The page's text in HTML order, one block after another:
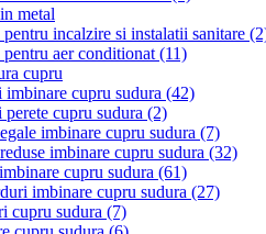
metal
incalzire si instalatii sanitare
aer conditionat (11)
cupru
imbinare cupru sudura (42)
cupru sudura (2)
imbinare cupru sudura (7)
imbinare cupru sudura (32)
cupru sudura (61)
imbinare cupru sudura (27)
cupru sudura (7)